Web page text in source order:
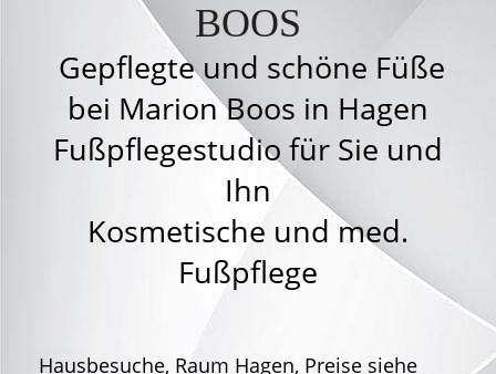
BOOS
Gepflegte und schöne Füße
bei Marion Boos in Hagen
Fußpflegestudio für Sie und
Ihn
Kosmetische und med.
Fußpflege
Hausbesuche, Raum Hagen, Preise siehe